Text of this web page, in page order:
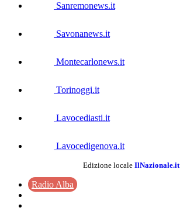
Sanremonews.it
Savonanews.it
Montecarlonews.it
Torinoggi.it
Lavocediasti.it
Lavocedigenova.it
Edizione locale IlNazionale.it
Radio Alba